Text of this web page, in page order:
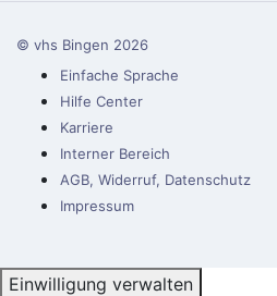
© vhs Bingen 2026
Einfache Sprache
Hilfe Center
Karriere
Interner Bereich
AGB, Widerruf, Datenschutz
Impressum
Einwilligung verwalten